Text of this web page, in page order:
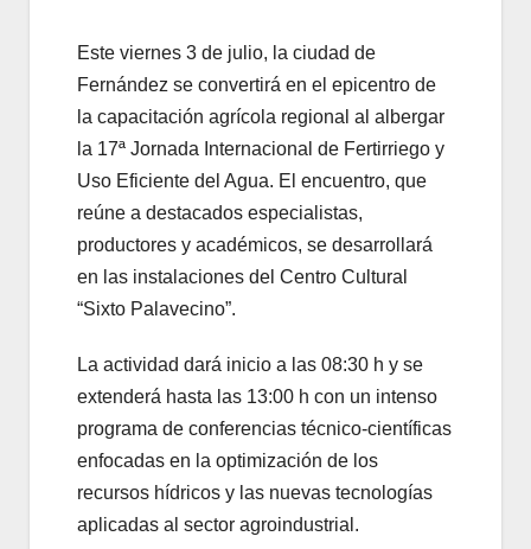
Este viernes 3 de julio, la ciudad de
Fernández se convertirá en el epicentro de
la capacitación agrícola regional al albergar
la 17ª Jornada Internacional de Fertirriego y
Uso Eficiente del Agua. El encuentro, que
reúne a destacados especialistas,
productores y académicos, se desarrollará
en las instalaciones del Centro Cultural
“Sixto Palavecino”.
La actividad dará inicio a las 08:30 h y se
extenderá hasta las 13:00 h con un intenso
programa de conferencias técnico-científicas
enfocadas en la optimización de los
recursos hídricos y las nuevas tecnologías
aplicadas al sector agroindustrial.